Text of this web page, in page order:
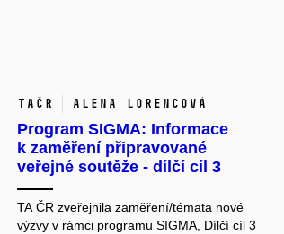
TAČR Alena Lorencová
Program SIGMA: Informace
k zaměření připravované
veřejné soutěže - dílčí cíl 3
TA ČR zveřejnila zaměření/témata nové
výzvy v rámci programu SIGMA, Dílčí cíl 3